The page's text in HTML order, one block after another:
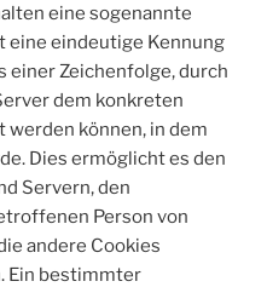
eine sogenannte
eine eindeutige Kennung
einer Zeichenfolge, durch
dem konkreten
können, in dem
Dies ermöglicht es den
Servern, den
Person von
andere Cookies
Ein bestimmter